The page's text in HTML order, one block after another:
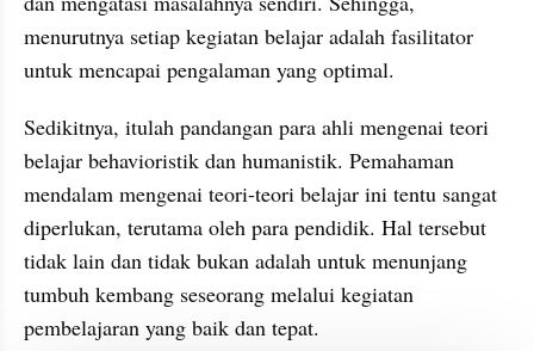
menurutnya setiap kegiatan belajar adalah fasilitator
untuk mencapai pengalaman yang optimal.
Sedikitnya, itulah pandangan para ahli mengenai teori
belajar behavioristik dan humanistik. Pemahaman
mendalam mengenai teori-teori belajar ini tentu sangat
diperlukan, terutama oleh para pendidik. Hal tersebut
tidak lain dan tidak bukan adalah untuk menunjang
tumbuh kembang seseorang melalui kegiatan
pembelajaran yang baik dan tepat.